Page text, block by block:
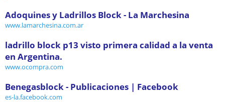
Adoquines y Ladrillos Block - La Marchesina
www.lamarchesina.com.ar
ladrillo block p13 visto primera calidad a la venta
en Argentina.
www.ocompra.com
Benegasblock - Publicaciones | Facebook
es-la.facebook.com